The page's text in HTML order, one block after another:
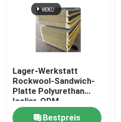
Stahlboden Decking
Aluminiumsandwichplatte
Faltbares Behälter-Haus
EPS-Sandwichplatte
Lager-Werkstatt
Rockwool-Sandwich-
Platte Polyurethan
Isolier-ODM
Bestpreis